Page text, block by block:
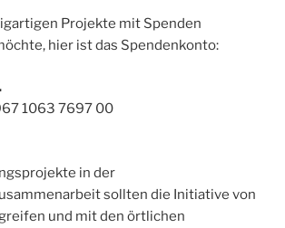
Projekte mit Spenden
hier ist das Spendenkonto:
1063 7697 00
in der
sollten die Initiative von
und mit den örtlichen